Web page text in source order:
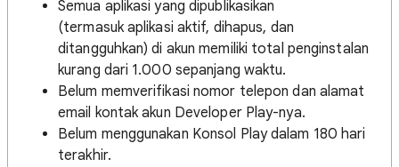
Semua aplikasi yang dipublikasikan
(termasuk aplikasi aktif, dihapus, dan
ditangguhkan) di akun memiliki total penginstalan
kurang dari 1.000 sepanjang waktu.
Belum memverifikasi nomor telepon dan alamat
email kontak akun Developer Play-nya.
Belum menggunakan Konsol Play dalam 180 hari
terakhir.